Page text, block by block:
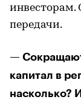
инвесторам.
передачи.
—
капитал в
насколько?